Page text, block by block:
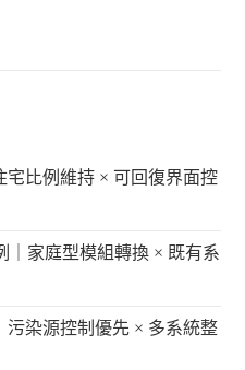
比例維持 × 可回復界面控
｜家庭型模組轉換 × 既有系
染源控制優先 × 多系統整